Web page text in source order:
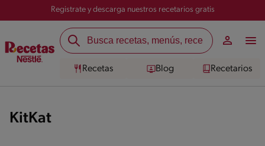
Registrate y descarga nuestros recetarios gratis
Recetas Blog Recetarios
KitKat